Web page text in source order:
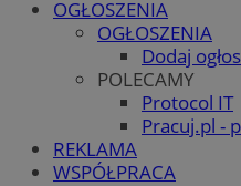
OGŁOSZENIA
OGŁOSZENIA
Dodaj
POLECAMY
Protocol IT
Pracuj.pl -
REKLAMA
WSPÓŁPRACA